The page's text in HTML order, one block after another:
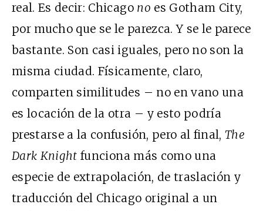
real. Es decir: Chicago no es Gotham City,
por mucho que se le parezca. Y se le parece
bastante. Son casi iguales, pero no son la
misma ciudad. Físicamente, claro,
comparten similitudes – no en vano una
es locación de la otra – y esto podría
prestarse a la confusión, pero al final,The
Dark Knight funciona más como una
especie de extrapolación, de traslación y
traducción del Chicago original a un